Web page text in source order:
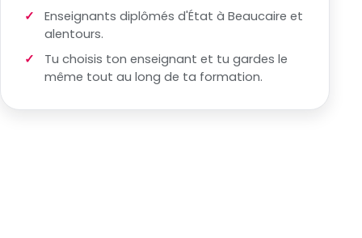
Enseignants diplômés d'État à Beaucaire et
alentours.
Tu choisis ton enseignant et tu gardes le
même tout au long de ta formation.